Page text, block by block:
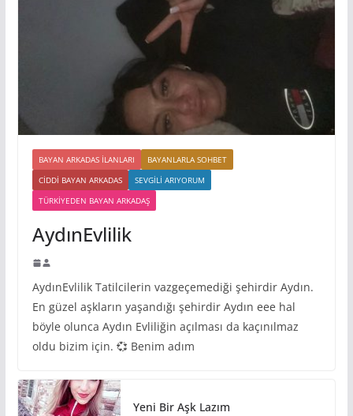
BAYAN ARKADAS ILANLARI
BAYANLARLA SOHBET
CIDDI BAYAN ARKADAS
SEVGILI ARIYORUM
TÜRKIYEDEN BAYAN ARKADAŞ
AydınEvlilik
AydınEvlilik Tatilcilerin vazgeçemediği şehirdir Aydın.
En güzel aşkların yaşandığı şehirdir Aydın eee hal
böyle olunca Aydın Evliliğin açılması da kaçınılmaz
oldu bizim için. 💞 Benim adım
Yeni Bir Aşk Lazım